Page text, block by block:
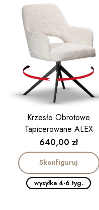
Krzesło Obrotowe
Tapicerowane ALEX
Cena
640,00 zł
Skonfiguruj
wysyłka 4-6 tyg.